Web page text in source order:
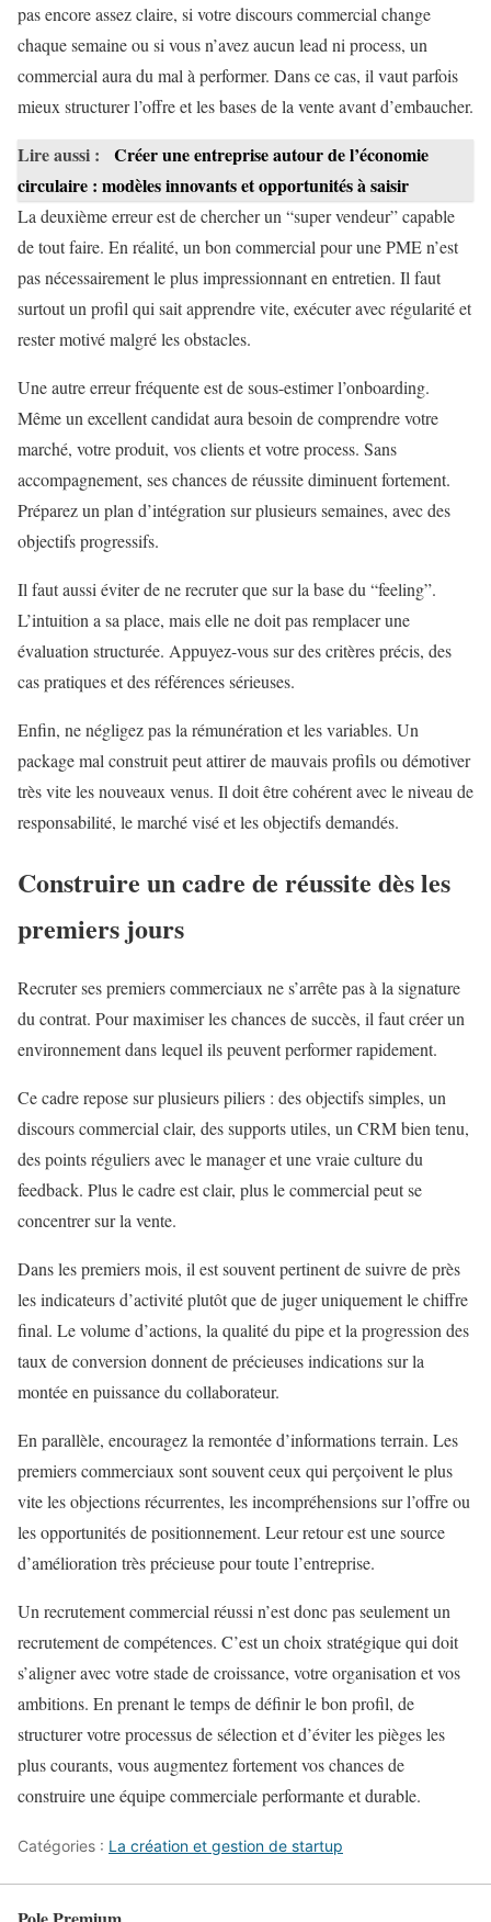
pas encore assez claire, si votre discours commercial change
chaque semaine ou si vous n’avez aucun lead ni process, un
commercial aura du mal à performer. Dans ce cas, il vaut parfois
mieux structurer l’offre et les bases de la vente avant d’embaucher.
Lire aussi :
Créer une entreprise autour de l’économie
circulaire : modèles innovants et opportunités à saisir
La deuxième erreur est de chercher un “super vendeur” capable
de tout faire. En réalité, un bon commercial pour une PME n’est
pas nécessairement le plus impressionnant en entretien. Il faut
surtout un profil qui sait apprendre vite, exécuter avec régularité et
rester motivé malgré les obstacles.
Une autre erreur fréquente est de sous-estimer l’onboarding.
Même un excellent candidat aura besoin de comprendre votre
marché, votre produit, vos clients et votre process. Sans
accompagnement, ses chances de réussite diminuent fortement.
Préparez un plan d’intégration sur plusieurs semaines, avec des
objectifs progressifs.
Il faut aussi éviter de ne recruter que sur la base du “feeling”.
L’intuition a sa place, mais elle ne doit pas remplacer une
évaluation structurée. Appuyez-vous sur des critères précis, des
cas pratiques et des références sérieuses.
Enfin, ne négligez pas la rémunération et les variables. Un
package mal construit peut attirer de mauvais profils ou démotiver
très vite les nouveaux venus. Il doit être cohérent avec le niveau de
responsabilité, le marché visé et les objectifs demandés.
Construire un cadre de réussite dès les
premiers jours
Recruter ses premiers commerciaux ne s’arrête pas à la signature
du contrat. Pour maximiser les chances de succès, il faut créer un
environnement dans lequel ils peuvent performer rapidement.
Ce cadre repose sur plusieurs piliers : des objectifs simples, un
discours commercial clair, des supports utiles, un CRM bien tenu,
des points réguliers avec le manager et une vraie culture du
feedback. Plus le cadre est clair, plus le commercial peut se
concentrer sur la vente.
Dans les premiers mois, il est souvent pertinent de suivre de près
les indicateurs d’activité plutôt que de juger uniquement le chiffre
final. Le volume d’actions, la qualité du pipe et la progression des
taux de conversion donnent de précieuses indications sur la
montée en puissance du collaborateur.
En parallèle, encouragez la remontée d’informations terrain. Les
premiers commerciaux sont souvent ceux qui perçoivent le plus
vite les objections récurrentes, les incompréhensions sur l’offre ou
les opportunités de positionnement. Leur retour est une source
d’amélioration très précieuse pour toute l’entreprise.
Un recrutement commercial réussi n’est donc pas seulement un
recrutement de compétences. C’est un choix stratégique qui doit
s’aligner avec votre stade de croissance, votre organisation et vos
ambitions. En prenant le temps de définir le bon profil, de
structurer votre processus de sélection et d’éviter les pièges les
plus courants, vous augmentez fortement vos chances de
construire une équipe commerciale performante et durable.
Catégories : La création et gestion de startup